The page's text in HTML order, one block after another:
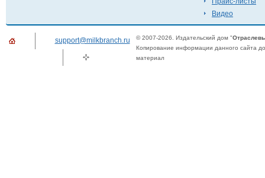
Видео
support@milkbranch.ru © 2007-2026. Издательский дом "
Копирование информации данного сайта
материал